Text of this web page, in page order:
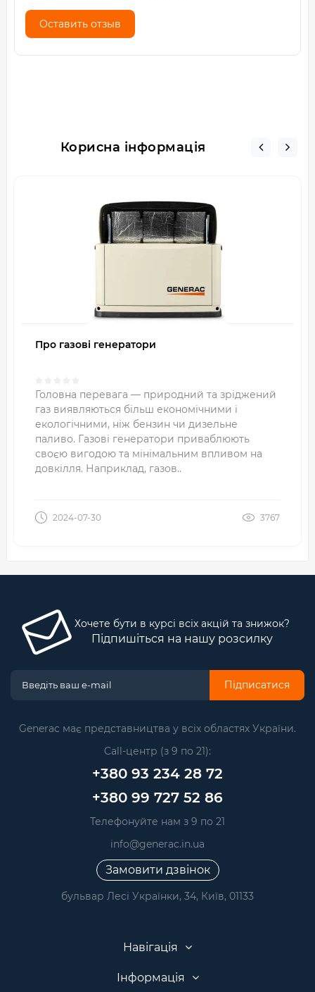
Оставить отзыв
Корисна інформація
Про газові генератори
Головна перевага — природний та зріджений
газ виявляються більш економічними і
екологічними, ніж бензин чи дизельне
паливо. Газові генератори приваблюють
своєю вигодою та мінімальним впливом на
довкілля. Наприклад, газов..
2024-07-30 3767
Хочете бути в курсі всіх акцій та знижок?
Підпишіться на нашу розсилку
Підписатися
Generac має представництва у всіх областях України.
Call-центр (з 9 по 21):
+380 93 234 28 72
+380 99 727 52 86
Телефонуйте нам з 9 по 21
info@generac.in.ua
Замовити дзвінок
бульвар Лесі Українки, 34, Київ, 01133
Навігація
Інформація